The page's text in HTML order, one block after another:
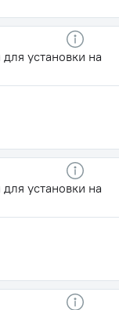
установки на
установки на